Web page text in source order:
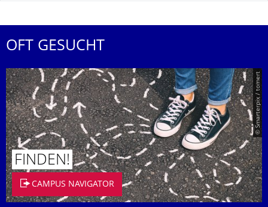
OFT GESUCHT
© Smarterpix / tomert
FINDEN!
CAMPUS NAVIGATOR